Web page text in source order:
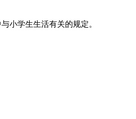
小学生生活有关的规定。